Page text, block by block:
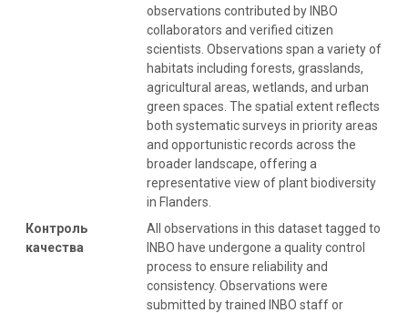
observations contributed by INBO
collaborators and verified citizen
scientists. Observations span a variety of
habitats including forests, grasslands,
agricultural areas, wetlands, and urban
green spaces. The spatial extent reflects
both systematic surveys in priority areas
and opportunistic records across the
broader landscape, offering a
representative view of plant biodiversity
in Flanders.
Контроль
качества
All observations in this dataset tagged to
INBO have undergone a quality control
process to ensure reliability and
consistency. Observations were
submitted by trained INBO staff or